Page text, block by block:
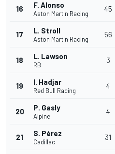
16 F. Alonso
Aston Martin Racing
45
17 L. Stroll
Aston Martin Racing
56
18 L. Lawson
RB
3
19 I. Hadjar
Red Bull Racing
4
20 P. Gasly
Alpine
4
21 S. Pérez
Cadillac
31